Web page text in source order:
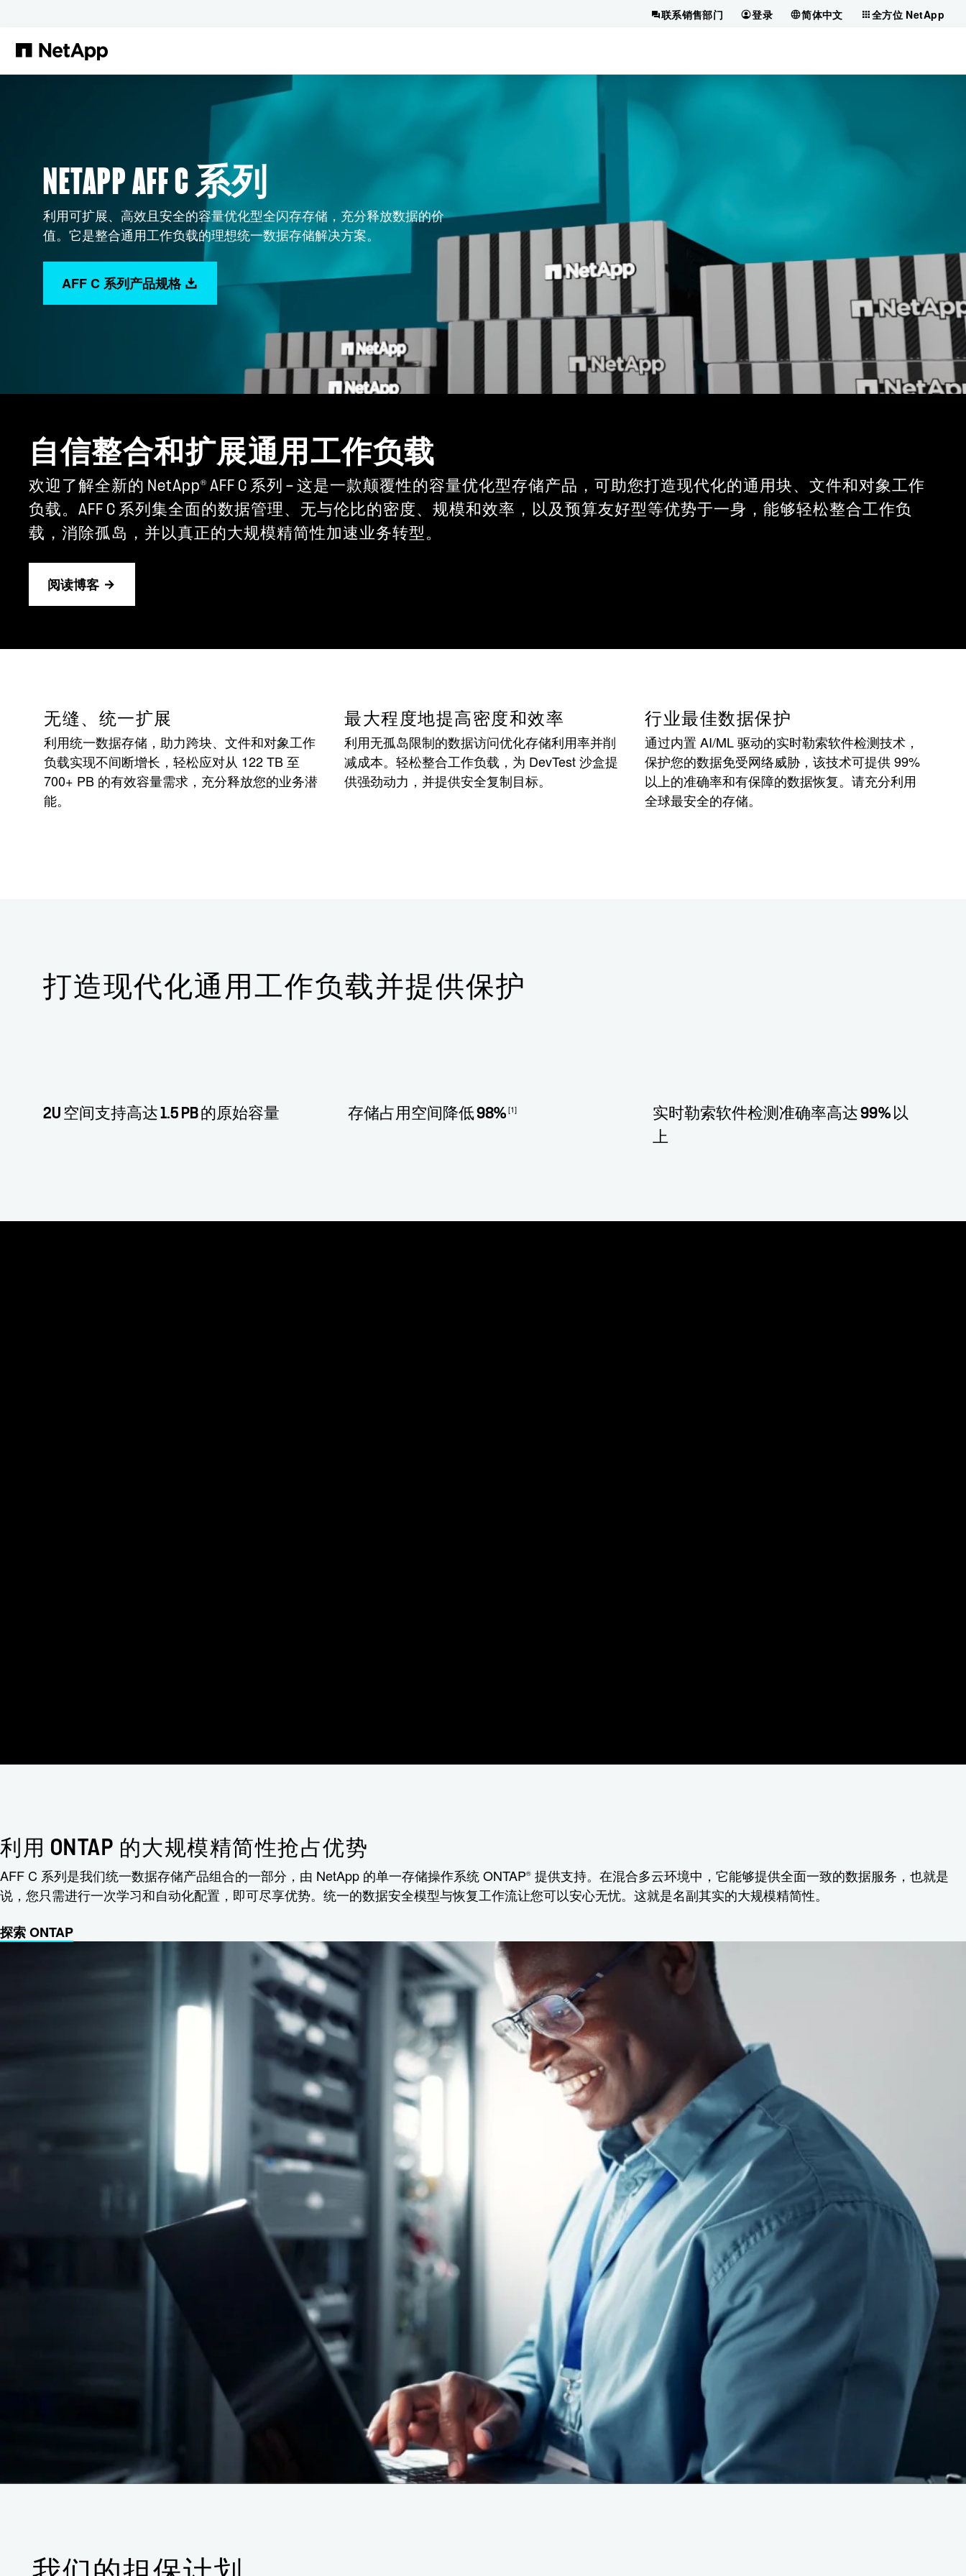
联系销售部门 登录 简体中文 全方位 NetApp
NETAPP AFF C 系列
利用可扩展、高效且安全的容量优化型全闪存存储，充分释放数据的价
值。它是整合通用工作负载的理想统一数据存储解决方案。
AFF C 系列产品规格
自信整合和扩展通用工作负载
欢迎了解全新的 NetApp® AFF C 系列 — 这是一款颠覆性的容量优化型存储产品，可助您打造现代化的通用块、文件和对象工作
负载。AFF C 系列集全面的数据管理、无与伦比的密度、规模和效率，以及预算友好型等优势于一身，能够轻松整合工作负
载，消除孤岛，并以真正的大规模精简性加速业务转型。
阅读博客
无缝、统一扩展
利用统一数据存储，助力跨块、文件和对象工作
负载实现不间断增长，轻松应对从 122 TB 至
700+ PB 的有效容量需求，充分释放您的业务潜
能。
最大程度地提高密度和效率
利用无孤岛限制的数据访问优化存储利用率并削
减成本。轻松整合工作负载，为 DevTest 沙盒提
供强劲动力，并提供安全复制目标。
行业最佳数据保护
通过内置 AI/ML 驱动的实时勒索软件检测技术，
保护您的数据免受网络威胁，该技术可提供 99%
以上的准确率和有保障的数据恢复。请充分利用
全球最安全的存储。
打造现代化通用工作负载并提供保护
2U 空间支持高达 1.5 PB 的原始容量 存储占用空间降低 98%[1]
实时勒索软件检测准确率高达 99% 以
上
利用 ONTAP 的大规模精简性抢占优势
AFF C 系列是我们统一数据存储产品组合的一部分，由 NetApp 的单一存储操作系统 ONTAP® 提供支持。在混合多云环境中，它能够提供全面一致的数据服务，也就是
说，您只需进行一次学习和自动化配置，即可尽享优势。统一的数据安全模型与恢复工作流让您可以安心无忧。这就是名副其实的大规模精简性。
探索 ONTAP